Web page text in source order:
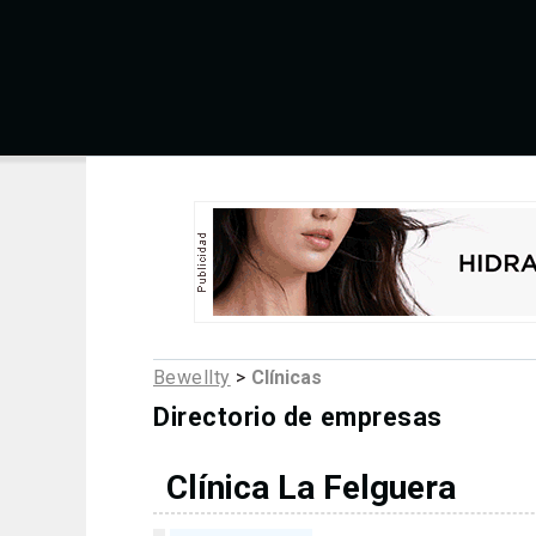
Bewellty > Clínicas
Directorio de empresas
Clínica La Felguera